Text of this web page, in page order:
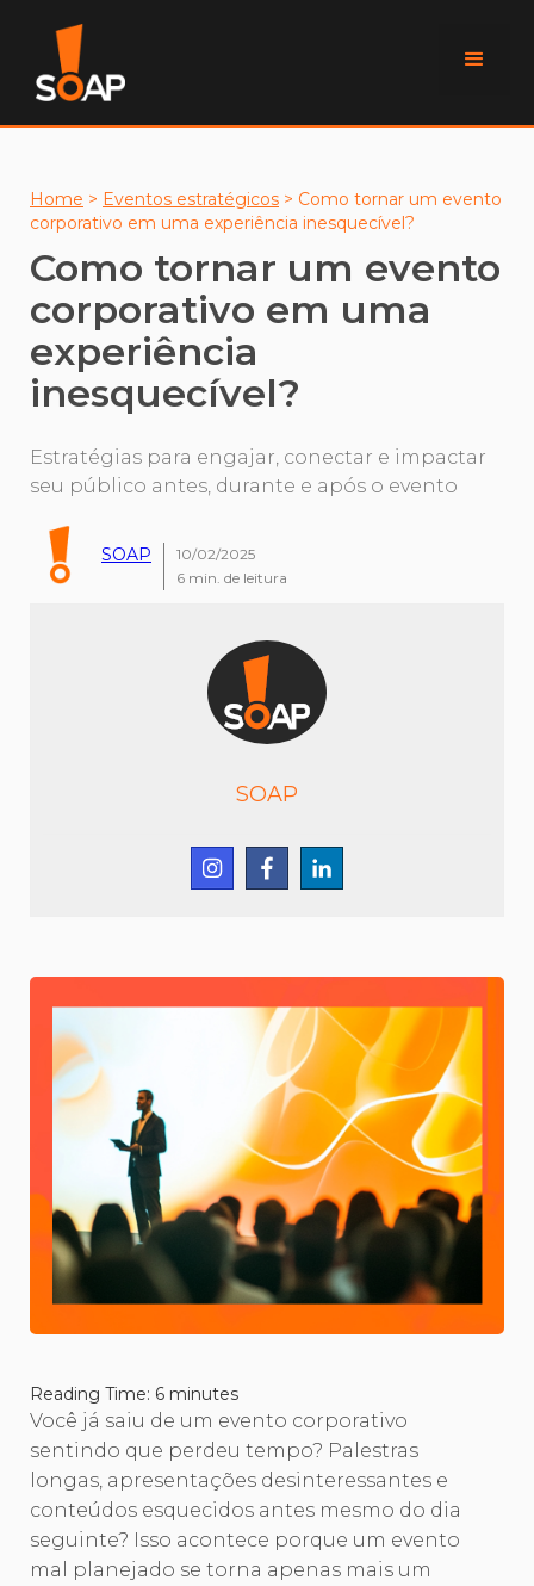
Home > Eventos estratégicos > Como tornar um evento
corporativo em uma experiência inesquecível?
Como tornar um evento
corporativo em uma
experiência
inesquecível?
Estratégias para engajar, conectar e impactar
seu público antes, durante e após o evento
SOAP
10/02/2025
6 min. de leitura
SOAP
Reading Time: 6 minutes
Você já saiu de um evento corporativo
sentindo que perdeu tempo? Palestras
longas, apresentações desinteressantes e
conteúdos esquecidos antes mesmo do dia
seguinte? Isso acontece porque um evento
mal planejado se torna apenas mais um